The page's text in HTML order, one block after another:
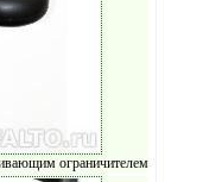
ограничителем